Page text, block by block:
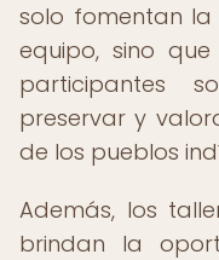
solo fomentan
equipo, sino
participantes
preservar y
de los pueblos
Además, los
brindan la